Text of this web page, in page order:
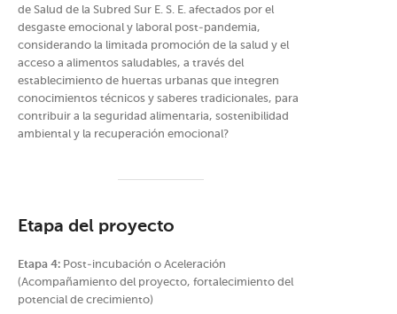
de Salud de la Subred Sur E. S. E. afectados por el
desgaste emocional y laboral post-pandemia,
considerando la limitada promoción de la salud y el
acceso a alimentos saludables, a través del
establecimiento de huertas urbanas que integren
conocimientos técnicos y saberes tradicionales, para
contribuir a la seguridad alimentaria, sostenibilidad
ambiental y la recuperación emocional?
Etapa del proyecto
Etapa 4: Post-incubación o Aceleración
(Acompañamiento del proyecto, fortalecimiento del
potencial de crecimiento)